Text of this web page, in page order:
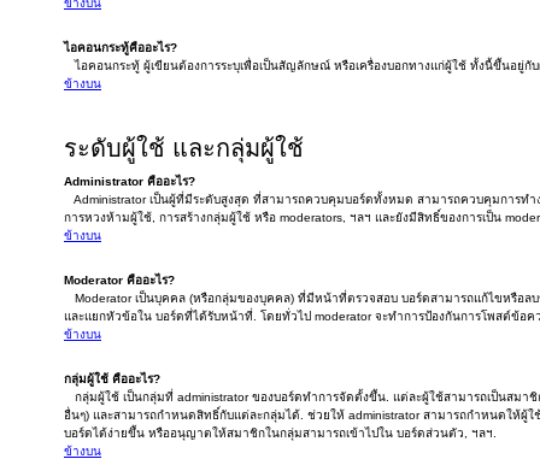
ข้างบน
ไอคอนกระทู้คืออะไร?
ไอคอนกระทู้ ผู้เขียนต้องการระบุเพื่อเป็นสัญลักษณ์ หรือเครื่องบอกทางแก่ผู้ใช้ ทั้งนี้ขึ้นอยู่
ข้างบน
ระดับผู้ใช้ และกลุ่มผู้ใช้
Administrator คืออะไร?
Administrator เป็นผู้ที่มีระดับสูงสุด ที่สามารถควบคุมบอร์ดทั้งหมด สามารถควบคุมการท
การหวงห้ามผู้ใช้, การสร้างกลุ่มผู้ใช้ หรือ moderators, ฯลฯ และยังมีสิทธิ์ของการเป็น
ข้างบน
Moderator คืออะไร?
Moderator เป็นบุคคล (หรือกลุ่มของบุคคล) ที่มีหน้าที่ตรวจสอบ บอร์ดสามารถแก้ไขหรือล
และแยกหัวข้อใน บอร์ดที่ได้รับหน้าที่. โดยทั่วไป moderator จะทำการป้องกันการโพสต์ข้อ
ข้างบน
กลุ่มผู้ใช้ คืออะไร?
กลุ่มผู้ใช้ เป็นกลุ่มที่ administrator ของบอร์ดทำการจัดตั้งขึ้น. แต่ละผู้ใช้สามารถเป็นสมา
อื่นๆ) และสามารถกำหนดสิทธิ์กับแต่ละกลุ่มได้. ช่วยให้ administrator สามารถกำหนดให้ผู้ใ
บอร์ดได้ง่ายขึ้น หรืออนุญาตให้สมาชิกในกลุ่มสามารถเข้าไปใน บอร์ดส่วนตัว, ฯลฯ.
ข้างบน